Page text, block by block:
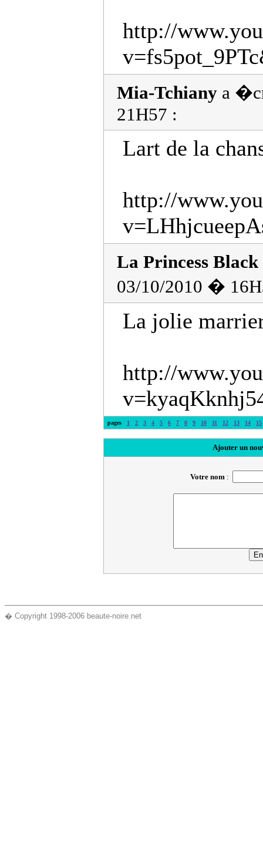
http://
Mia-Tchiany a
21H57 :
Lart de la
http://
La Princess Black
03/10/2010 �
La jolie
http://
pages 1 2 3 4 5 6 7 8 9 10 11 12 13 14 15
Ajouter un
Votre nom:
� Copyright 1998-2006 beaute-noire.net